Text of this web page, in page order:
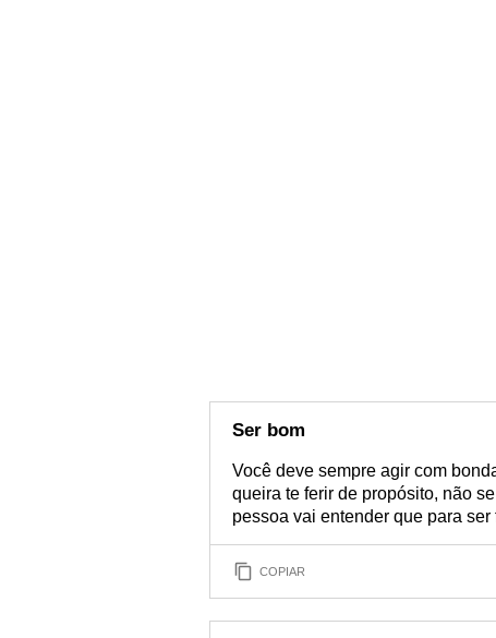
Ser bom
Você deve sempre agir com
queira te ferir de propósito, não
pessoa vai entender que para ser
COPIAR